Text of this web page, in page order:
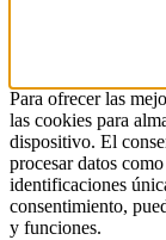
Para ofrecer las
las cookies para
dispositivo. El
procesar datos
identificaciones
consentimiento,
y funciones.